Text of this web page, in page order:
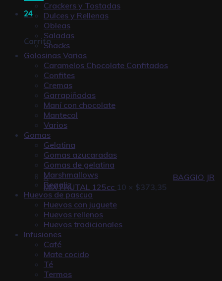
24
Carrito
×
BAGGIO JR
MIX FRUTAL 125cc 10 × $373,35
Crackers y Tostadas
Dulces y Rellenas
Obleas
Saladas
Snacks
Golosinas Varias
Caramelos Chocolate Confitados
Confites
Cremas
Garrapiñadas
Maní con chocolate
Mantecol
Varios
Gomas
Gelatina
Gomas azucaradas
Gomas de gelatina
Marshmallows
Regaliz
Huevos de pascua
Huevos con juguete
Huevos rellenos
Huevos tradicionales
Infusiones
Café
Mate cocido
Té
Termos